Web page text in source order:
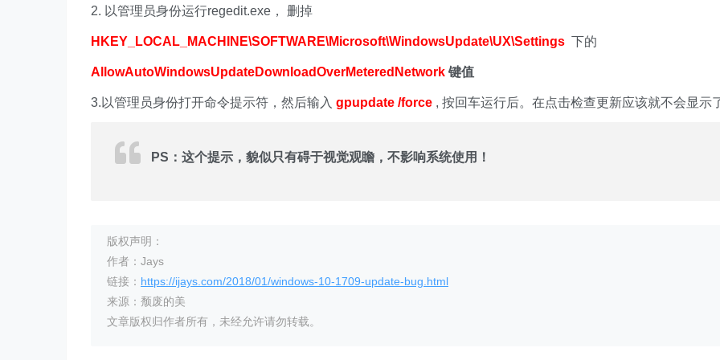
2. 以管理员身份运行regedit.exe， 删掉
HKEY_LOCAL_MACHINE\SOFTWARE\Microsoft\WindowsUpdate\UX\Settings 下的
AllowAutoWindowsUpdateDownloadOverMeteredNetwork 键值
3.以管理员身份打开命令提示符，然后输入 gpupdate /force , 按回车运行后。在点击检查更新应该就不会显示
PS：这个提示，貌似只有碍于视觉观瞻，不影响系统使用！
版权声明：
作者：Jays
链接： https://ijays.com/2018/01/windows-10-1709-update-bug.html
来源：颓废的美
文章版权归作者所有，未经允许请勿转载。